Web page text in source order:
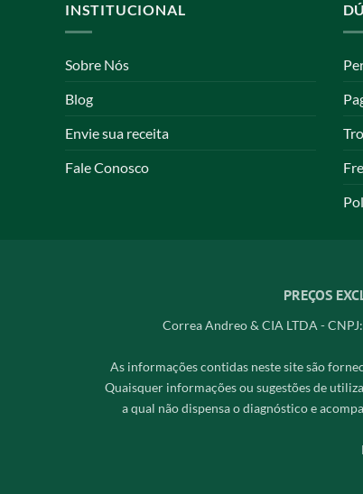
INSTITUCIONAL
Sobre Nós
Blog
Envie sua receita
Fale Conosco
PREÇOS
Correa Andreo & CIA LTDA -
As informações contidas neste site são
Quaisquer informações ou sugestões de
a qual não dispensa o diagnóstico e